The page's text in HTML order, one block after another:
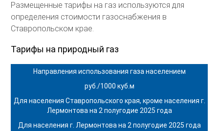
Размещенные тарифы на газ используются для
определения стоимости газоснабжения в
Ставропольском крае.
Тарифы на природный газ
Направления использования газа населением
руб./1000 куб.м
Для населения Ставропольского края, кроме населения г.
Лермонтова на 2 полугодие 2025 года
Для населения г. Лермонтова на 2 полугодие 2025 года